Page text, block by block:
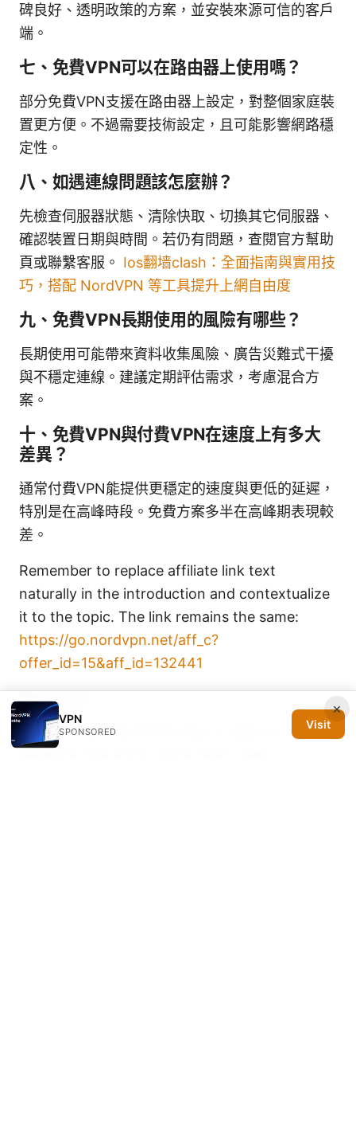
碑良好、透明政策的方案，並安裝來源可信的客戶
端。
七、免費VPN可以在路由器上使用嗎？
部分免費VPN支援在路由器上設定，對整個家庭裝
置更方便。不過需要技術設定，且可能影響網路穩
定性。
八、如遇連線問題該怎麼辦？
先檢查伺服器狀態、清除快取、切換其它伺服器、
確認裝置日期與時間。若仍有問題，查閱官方幫助
頁或聯繫客服。 Ios翻墙clash：全面指南與實用技
巧，搭配 NordVPN 等工具提升上網自由度
九、免費VPN長期使用的風險有哪些？
長期使用可能帶來資料收集風險、廣告災難式干擾
與不穩定連線。建議定期評估需求，考慮混合方
案。
十、免費VPN與付費VPN在速度上有多大
差異？
通常付費VPN能提供更穩定的速度與更低的延遲，
特別是在高峰時段。免費方案多半在高峰期表現較
差。
Remember to replace affiliate link text
naturally in the introduction and contextualize
it to the topic. The link remains the same:
https://go.nordvpn.net/aff_c?
offer_id=15&aff_id=132441
Sources:
Udm Pro and NordVPN How to Secure Your
Network Like a Pro: Quick Start, Best
×
VPN
SPONSORED
Visit